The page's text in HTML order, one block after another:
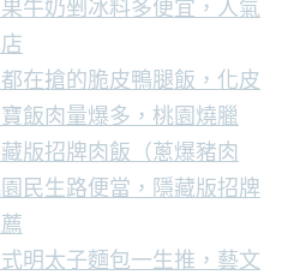
牛奶剉冰料多便宜，人氣
在搶的脆皮鴨腿飯，化皮
飯肉量爆多，桃園燒臘
版招牌肉飯（蔥爆豬肉
民生路便當，隱藏版招牌
明太子麵包一生推，藝文